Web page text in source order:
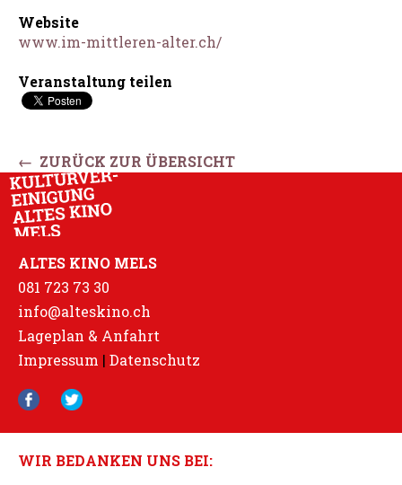
Website
www.im-mittleren-alter.ch/
Veranstaltung teilen
← ZURÜCK ZUR ÜBERSICHT
ALTES KINO MELS
081 723 73 30
info@alteskino.ch
Lageplan & Anfahrt
Impressum | Datenschutz
WIR BEDANKEN UNS BEI: